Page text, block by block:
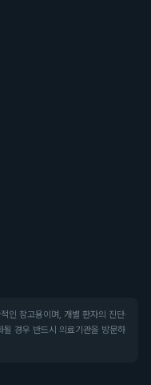
인 참고용이며, 개별 환자의 진단·
경우 반드시 의료기관을 방문하